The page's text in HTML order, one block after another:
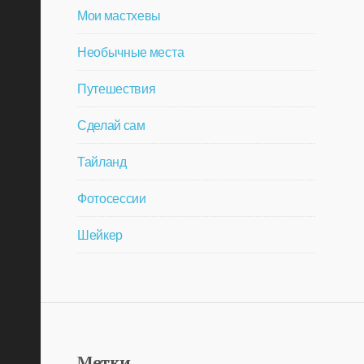
Мои мастхевы
Необычные места
Путешествия
Сделай сам
Тайланд
Фотосессии
Шейкер